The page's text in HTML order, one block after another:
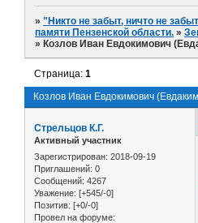
»"Никто не забыт, ничто не
памяти Пензенской области. »
» Козлов Иван Евдокимович
Козлов Иван Евдокимович
Страница:1
Стрельцов К.Г.
Активный участник
Зарегистрирован: 2018-09-19
Приглашений: 0
Сообщений: 4267
Уважение: [+545/-0]
Позитив: [+0/-0]
Провел на форуме: